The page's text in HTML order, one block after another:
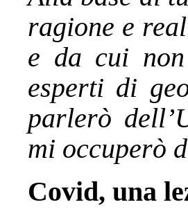
ragione e
e da cui non
esperti di
parlerò
mi occuperò
Covid, una